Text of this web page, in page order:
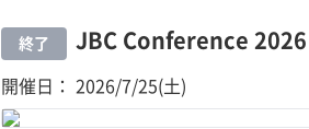
終了 JBC Conference 2026
開催日： 2026/7/25(土)